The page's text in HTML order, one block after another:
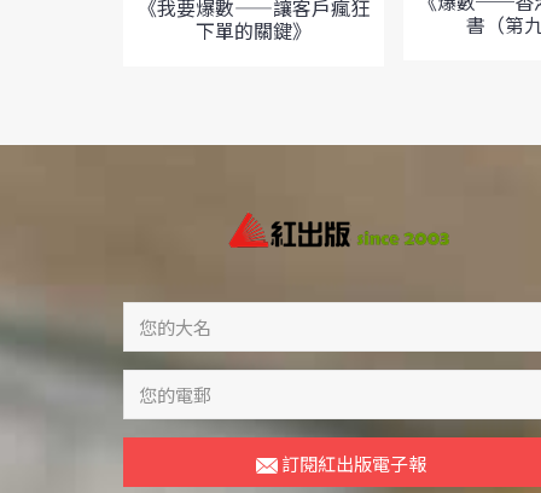
《我要爆數——讓客戶瘋狂
下單的關鍵》 書（第
訂閱紅出版電子報